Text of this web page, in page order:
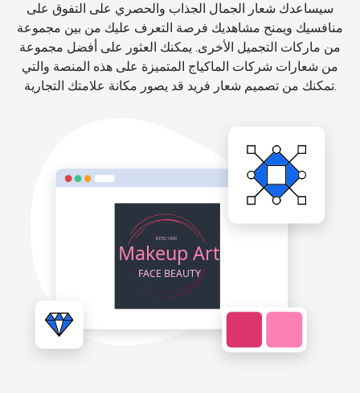
سيساعدك شعار الجمال الجذاب والحصري على التفوق على
منافسيك ويمنح مشاهديك فرصة التعرف عليك من بين مجموعة
من ماركات التجميل الأخرى. يمكنك العثور على أفضل مجموعة
من شعارات شركات الماكياج المتميزة على هذه المنصة والتي
تمكنك من تصميم شعار فريد قد يصور مكانة علامتك التجارية.